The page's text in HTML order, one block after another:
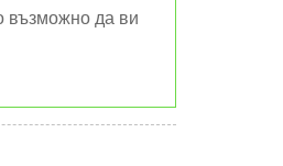
възможно да ви